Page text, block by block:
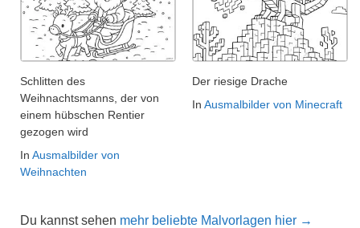
Schlitten des
Weihnachtsmanns, der von
einem hübschen Rentier
gezogen wird
In Ausmalbilder von
Weihnachten
Der riesige Drache
In Ausmalbilder von Minecraft
Du kannst sehen mehr beliebte Malvorlagen hier →